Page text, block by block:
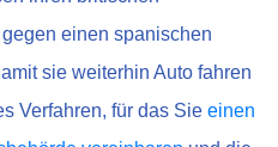
einen spanischen
sie weiterhin Auto fahren
Verfahren, für das Sie einen